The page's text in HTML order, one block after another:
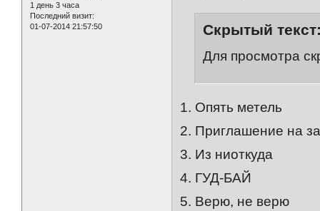
1 день 3 часа
Последний визит:
01-07-2014 21:57:50
Скрытый
Для просмотра
1. Опять метель
2. Приглашение на
3. Из ниоткуда
4. ГУД-БАЙ
5. Верю, не верю